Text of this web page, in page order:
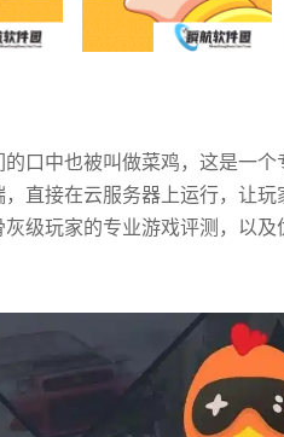
口中也被叫做菜鸡，这是一
直接在云服务器上运行，让
级玩家的专业游戏评测，以